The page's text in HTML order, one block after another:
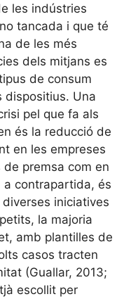
les indústries
tancada i que té
de les més
dels mitjans es
de consum
dispositius. Una
pel que fa als
és la reducció de
en les empreses
premsa com en
a contrapartida, és
iniciatives
la majoria
amb plantilles de
casos tracten
(Guallar, 2013;
escollit per